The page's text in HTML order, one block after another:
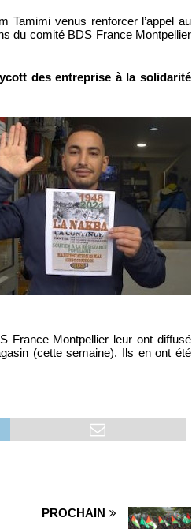
Tamimi venus renforcer l’appel au
du comité BDS France Montpellier
des entreprise à la solidarité
France Montpellier leur ont diffusé
(cette semaine). Ils en ont été
PROCHAIN